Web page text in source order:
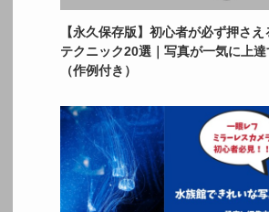
【永久保存版】初心者が必ず押さ
テクニック20選｜写真が一気に上達
（作例付き）